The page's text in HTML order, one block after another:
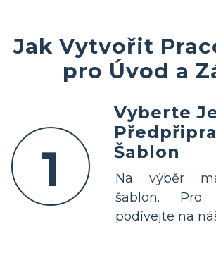
Jak Vytvořit
pro Úvod a
1
Vyberte
Šablon
Na výběr
šablon. Pro
podívejte na